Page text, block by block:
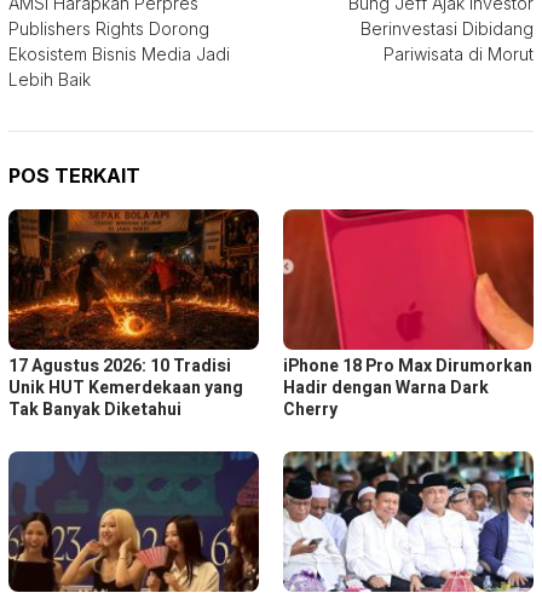
pos
Publishers Rights Dorong
Ekosistem Bisnis Media Jadi
Lebih Baik
Berinvestasi Dibidang
Pariwisata di Morut
POS TERKAIT
17 Agustus 2026: 10 Tradisi
Unik HUT Kemerdekaan yang
Tak Banyak Diketahui
iPhone 18 Pro Max Dirumorkan
Hadir dengan Warna Dark
Cherry